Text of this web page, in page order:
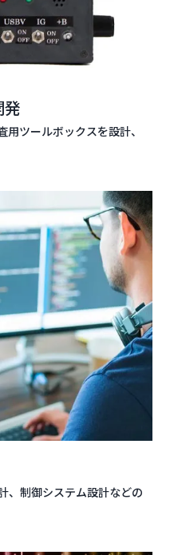
ツールボックスを設計、
、制御システム設計などの